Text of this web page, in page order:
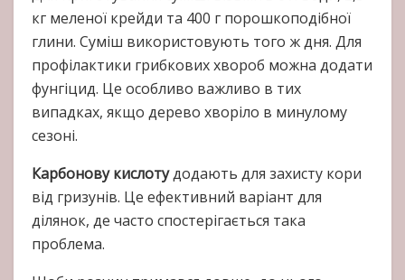
кг меленої крейди та 400 г порошкоподібної
глини. Суміш використовують того ж дня. Для
профілактики грибкових хвороб можна додати
фунгіцид. Це особливо важливо в тих
випадках, якщо дерево хворіло в минулому
сезоні.
Карбонову кислотудодають для захисту кори
від гризунів. Це ефективний варіант для
ділянок, де часто спостерігається така
проблема.